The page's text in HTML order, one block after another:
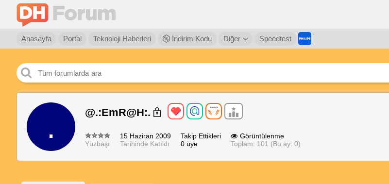
Anasayfa Portal Teknoloji Haberleri İndirim Kodu Diğer Speedtest
. @.:EmR@H:.
Yüzbaşı
15 Haziran 2009
Tarihinde Katıldı
Takip Ettikleri
0 üye
Görüntülenme
Toplam: 101 (Bu ay: 0)